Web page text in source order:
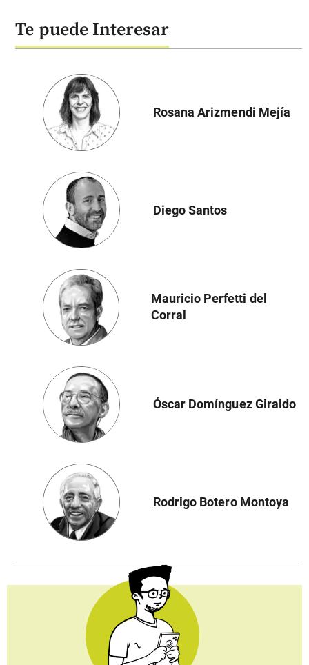
Te puede Interesar
Rosana Arizmendi Mejía
Diego Santos
Mauricio Perfetti del
Corral
Óscar Domínguez Giraldo
Rodrigo Botero Montoya